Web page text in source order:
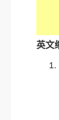
英文